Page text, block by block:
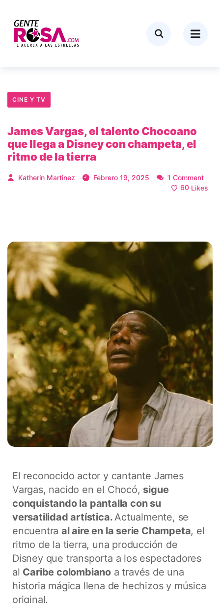
CINE Y TV
James Vargas, el talento Chocoano
que llega a Disney con champeta, el
ritmo de la tierra
Katherin Martinez Febrero 19, 2025
1 Comment
60 Likes
El reconocido actor y cantante James
Vargas, nacido en el Chocó, sigue
conquistando la pantalla con su
versatilidad artística. Actualmente, se
encuentraal aire en la serie Champeta, el
ritmo de la tierra, una producción de
Disney que transporta a los espectadores
al Caribe colombiano a través de una
historia mágica llena de hechizos y música
original.